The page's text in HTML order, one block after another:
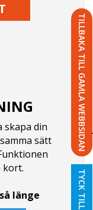
TILLBAKA TILL GAMLA WEBBSIDAN
TYCK TILL
skapa din
sätt
kort.
länge